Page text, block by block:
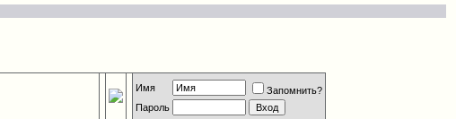
Имя
Запомнить?
Пароль